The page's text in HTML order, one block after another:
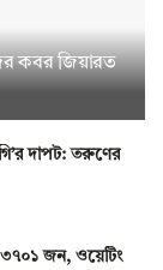
কবর জিয়ারত
দাপট: তরুণের
৩৭০১ জন, ওয়েটিং